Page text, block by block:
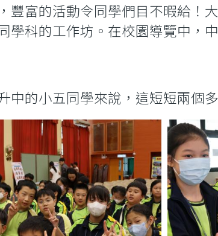
豐富的活動令同學們目不暇給！
學科的工作坊。在校園導覽中，
中的小五同學來說，這短短兩個